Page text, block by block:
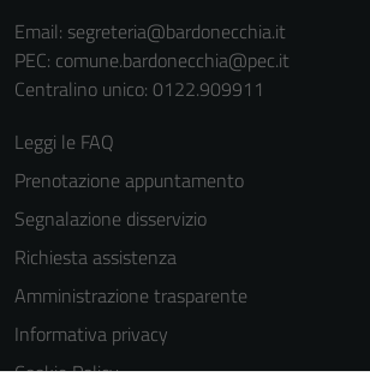
Email: segreteria@bardonecchia.it
PEC: comune.bardonecchia@pec.it
Centralino unico: 0122.909911
Leggi le FAQ
Prenotazione appuntamento
Segnalazione disservizio
Richiesta assistenza
Amministrazione trasparente
Informativa privacy
Cookie Policy
di questi